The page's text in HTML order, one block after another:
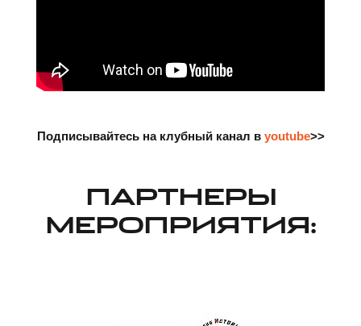
Подписывайтесь на клубный канал в youtube>>
ПАРТНЕРЫ
МЕРОПРИЯТИЯ: